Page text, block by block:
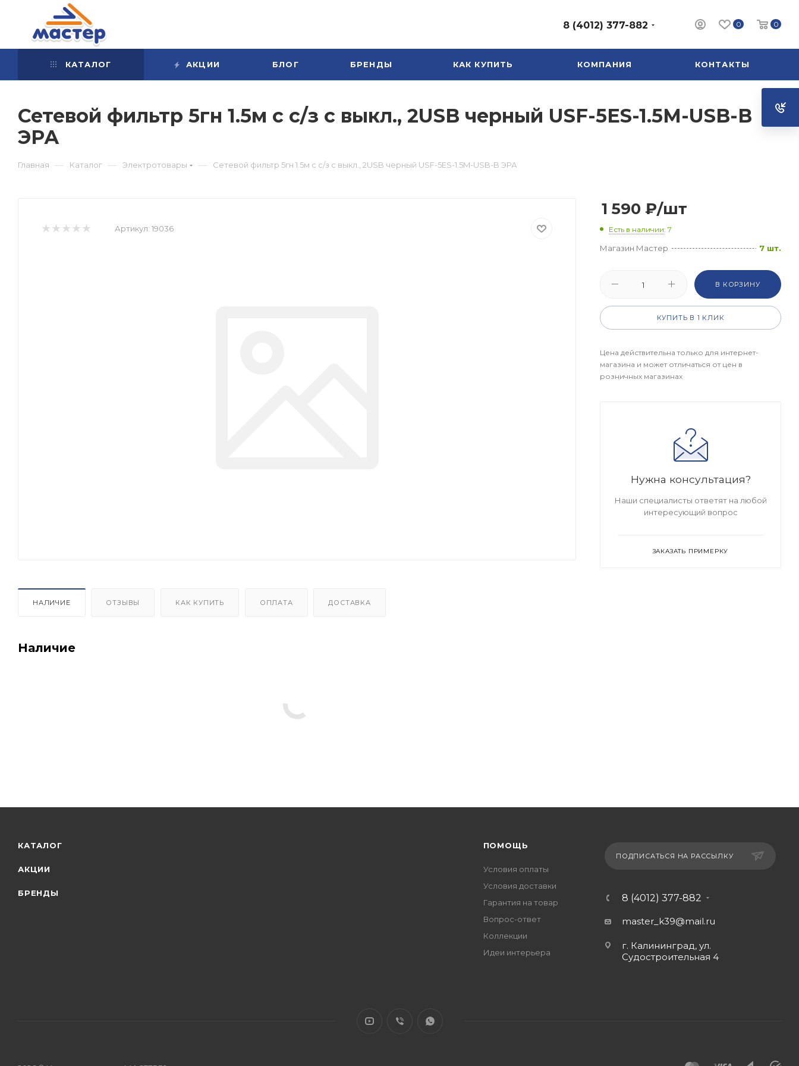
0 0
8 (4012) 377-882
КАТАЛОГ АКЦИИ БЛОГ БРЕНДЫ КАК КУПИТЬ КОМПАНИЯ КОНТАКТЫ
Сетевой фильтр 5гн 1.5м с с/з с выкл., 2USB черный USF-5ES-1.5M-USB-B
ЭРА
Главная — Каталог — Электротовары — Сетевой фильтр 5гн 1.5м с с/з с выкл., 2USB черный USF-5ES-1.5M-USB-B ЭРА
Артикул: 19036
НАЛИЧИЕ ОТЗЫВЫ КАК КУПИТЬ ОПЛАТА ДОСТАВКА
Наличие
1 590 ₽/шт
Есть в наличии: 7
Магазин Мастер 7 шт.
В КОРЗИНУ
КУПИТЬ В 1 КЛИК
Цена действительна только для интернет-
магазина и может отличаться от цен в
розничных магазинах
Нужна консультация?
Наши специалисты ответят на любой
интересующий вопрос
ЗАКАЗАТЬ ПРИМЕРКУ
КАТАЛОГ
АКЦИИ
БРЕНДЫ
ПОМОЩЬ
Условия оплаты
Условия доставки
Гарантия на товар
Вопрос-ответ
Коллекции
Идеи интерьера
ПОДПИСАТЬСЯ НА РАССЫЛКУ
8 (4012) 377-882
master_k39@mail.ru
г. Калининград, ул.
Судостроительная 4